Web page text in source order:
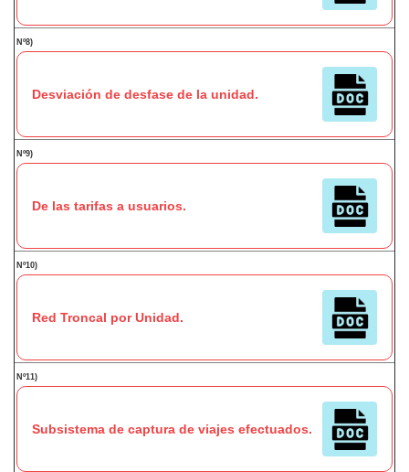
Nº8)
Desviación de desfase de la unidad.
Nº9)
De las tarifas a usuarios.
Nº10)
Red Troncal por Unidad.
Nº11)
Subsistema de captura de viajes efectuados.